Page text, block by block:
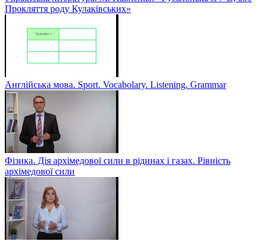
Прокляття роду Кулаківських»
Англійська мова. Sport. Vocabolary. Listening. Grammar
Фізика. Дія архімедової сили в рідинах і газах. Рівність
архімедової сили